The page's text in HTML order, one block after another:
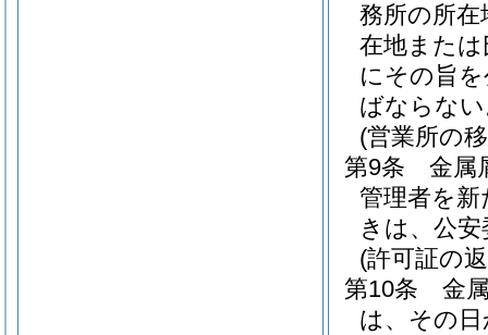
務所の所
在地また
にその旨
ばならな
(営業所の
第9条
金属
管理者を
きは、公
(許可証の
第10条
金
は、その